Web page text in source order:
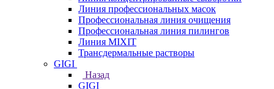
Линия профессиональных масок
Профессиональная линия очищения
Профессиональная линия пилингов
Линия MIXIT
Трансдермальные растворы
GIGI
Назад
GIGI